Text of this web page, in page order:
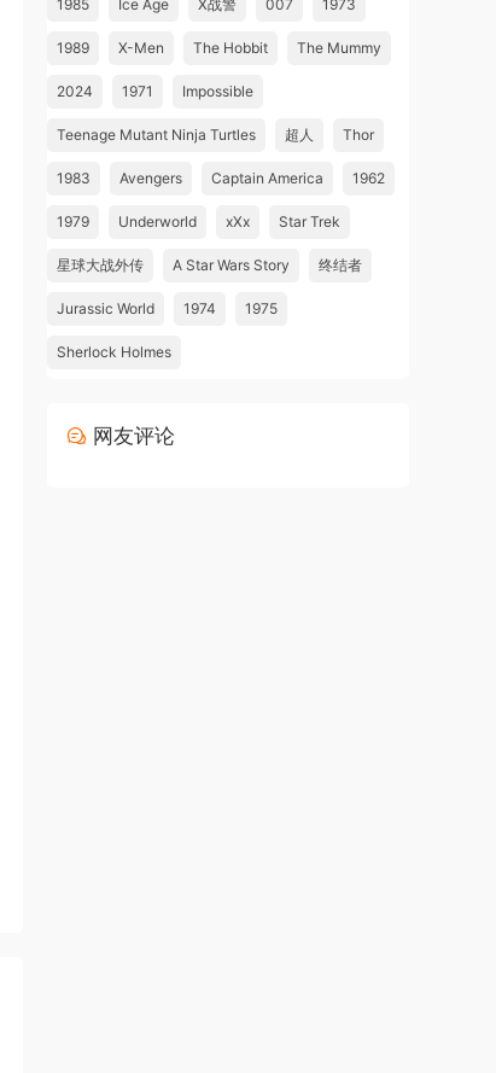
1985 Ice Age X战警 007 1973
1989 X-Men The Hobbit The Mummy
2024 1971 Impossible
Teenage Mutant Ninja Turtles 超人 Thor
1983 Avengers Captain America 1962
1979 Underworld xXx Star Trek
星球大战外传 A Star Wars Story 终结者
Jurassic World 1974 1975
Sherlock Holmes
网友评论